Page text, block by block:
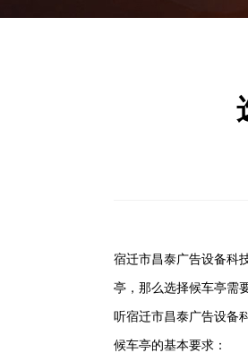
宿迁市昌泰广告设备科
亭，那么选择候车亭需
听宿迁市昌泰广告设备
候车亭的基本要求：